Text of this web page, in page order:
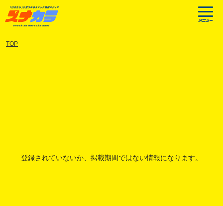
TOP
登録されていないか、掲載期間ではない情報になります。